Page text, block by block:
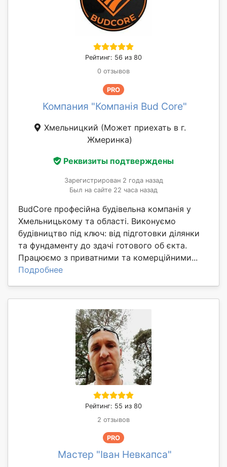
Рейтинг: 56 из 80
0 отзывов
PRO
Компания "Компанія Bud Core"
Хмельницкий (Может приехать в г.
Жмеринка)
Реквизиты подтверждены
Зарегистрирован 2 года назад
Был на сайте 22 часа назад
BudCore професійна будівельна компанія у
Хмельницькому та області. Виконуємо
будівництво під ключ: від підготовки ділянки
та фундаменту до здачі готового об єкта.
Працюємо з приватними та комерційними...
Подробнее
Рейтинг: 55 из 80
2 отзывов
PRO
Мастер "Іван Невкапса"